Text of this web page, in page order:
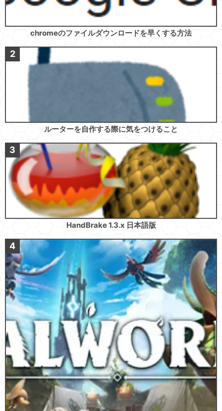
chromeのファイルダウンロードを早くする方法
ルーターを自作する際に気をつけること
HandBrake 1.3.x 日本語版